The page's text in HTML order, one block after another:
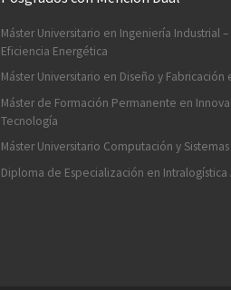
Máster Universitario en Ingeniería Industrial
Eficiencia Energética
Máster Universitario en Diseño y Fabricación
Máster de Formación Permanente en
Tecnología
Máster Universitario Computación y
Diploma de Especialización en Intralogística